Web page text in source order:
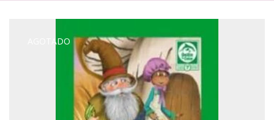
AGOTADO